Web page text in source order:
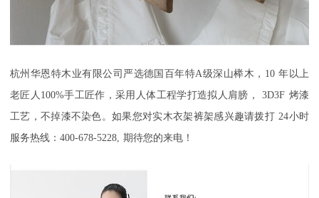
杭州华恩特木业有限公司严选德国百年特A级深山榉木， 10 年以上
老匠人 100%手工匠作，采用人体工程学打造拟人肩膀， 3D3F 烤漆
工艺，不掉漆不染色。如果您对实木衣架裤架感兴趣请拨打 24小时
服务热线： 400-678-5228, 期待您的来电！